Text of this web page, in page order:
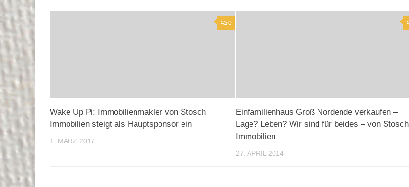
0
Wake Up Pi: Immobilienmakler von Stosch
Immobilien steigt als Hauptsponsor ein
1. MÄRZ 2017
Einfamilienhaus Groß Nordende verkaufen –
Lage? Leben? Wir sind für beides – von Stosch
Immobilien
27. APRIL 2014